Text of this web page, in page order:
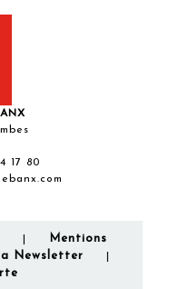
17 80
Mentions
Newsletter